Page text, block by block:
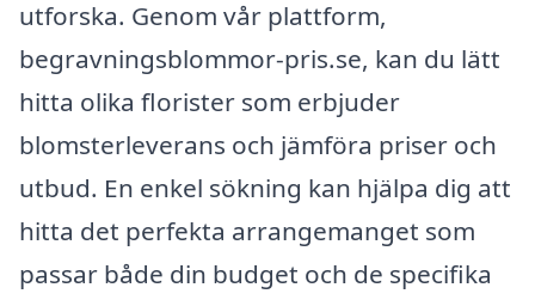
utforska. Genom vår plattform,
begravningsblommor-pris.se, kan du lätt
hitta olika florister som erbjuder
blomsterleverans och jämföra priser och
utbud. En enkel sökning kan hjälpa dig att
hitta det perfekta arrangemanget som
passar både din budget och de specifika